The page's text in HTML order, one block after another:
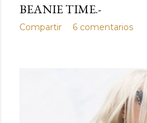
BEANIE TIME.-
Compartir 6 comentarios